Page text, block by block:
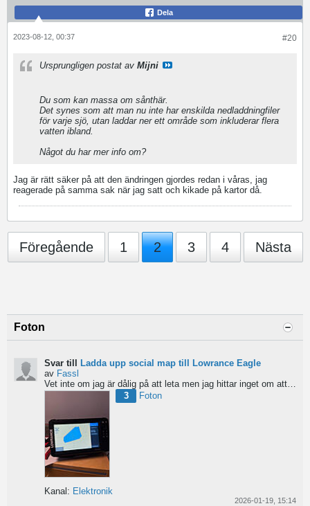
Dela
#20
2023-08-12, 00:37
Ursprungligen postat av Mijni
Du som kan massa om sånthär.
Det synes som att man nu inte har enskilda nedladdningfiler
för varje sjö, utan laddar ner ett område som inkluderar flera
vatten ibland.
Något du har mer info om?
Jag är rätt säker på att den ändringen gjordes redan i våras, jag
reagerade på samma sak när jag satt och kikade på kartor då.
Föregående 1 2 3 4 Nästa
Foton
Svar till
Ladda upp social map till Lowrance Eagle
av Fassl
Vet inte om jag är dålig på att leta men jag hittar inget om att ladda upp social maps i manualen....
3
Foton
Kanal: Elektronik
2026-01-19, 15:14